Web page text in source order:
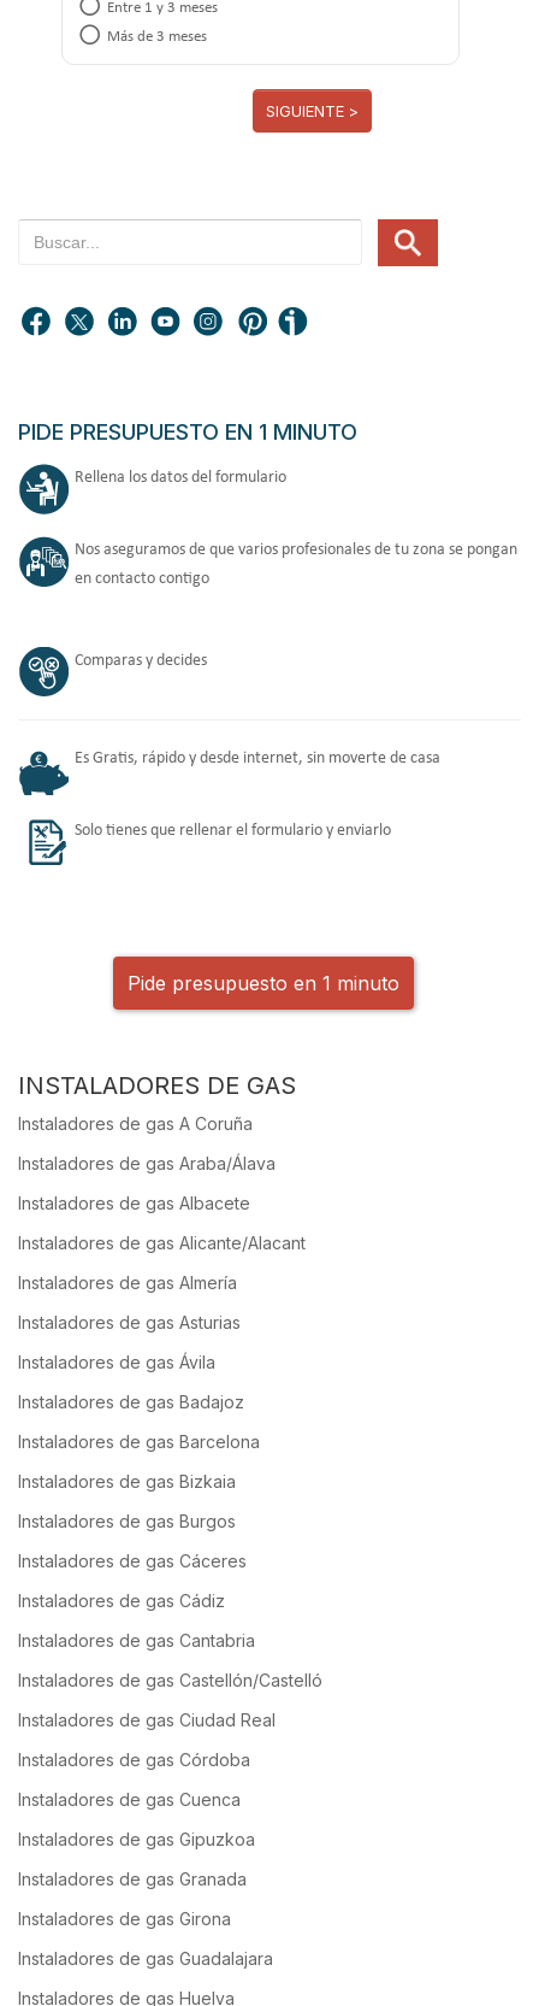
Entre 1 y 3 meses
Más de 3 meses
SIGUIENTE >
PIDE PRESUPUESTO EN 1 MINUTO
Rellena los datos del formulario
Nos aseguramos de que varios profesionales de tu zona se pongan
en contacto contigo
Comparas y decides
Es Gratis, rápido y desde internet, sin moverte de casa
Solo tienes que rellenar el formulario y enviarlo
Pide presupuesto en 1 minuto
INSTALADORES DE GAS
Instaladores de gas A Coruña
Instaladores de gas Araba/Álava
Instaladores de gas Albacete
Instaladores de gas Alicante/Alacant
Instaladores de gas Almería
Instaladores de gas Asturias
Instaladores de gas Ávila
Instaladores de gas Badajoz
Instaladores de gas Barcelona
Instaladores de gas Bizkaia
Instaladores de gas Burgos
Instaladores de gas Cáceres
Instaladores de gas Cádiz
Instaladores de gas Cantabria
Instaladores de gas Castellón/Castelló
Instaladores de gas Ciudad Real
Instaladores de gas Córdoba
Instaladores de gas Cuenca
Instaladores de gas Gipuzkoa
Instaladores de gas Granada
Instaladores de gas Girona
Instaladores de gas Guadalajara
Instaladores de gas Huelva